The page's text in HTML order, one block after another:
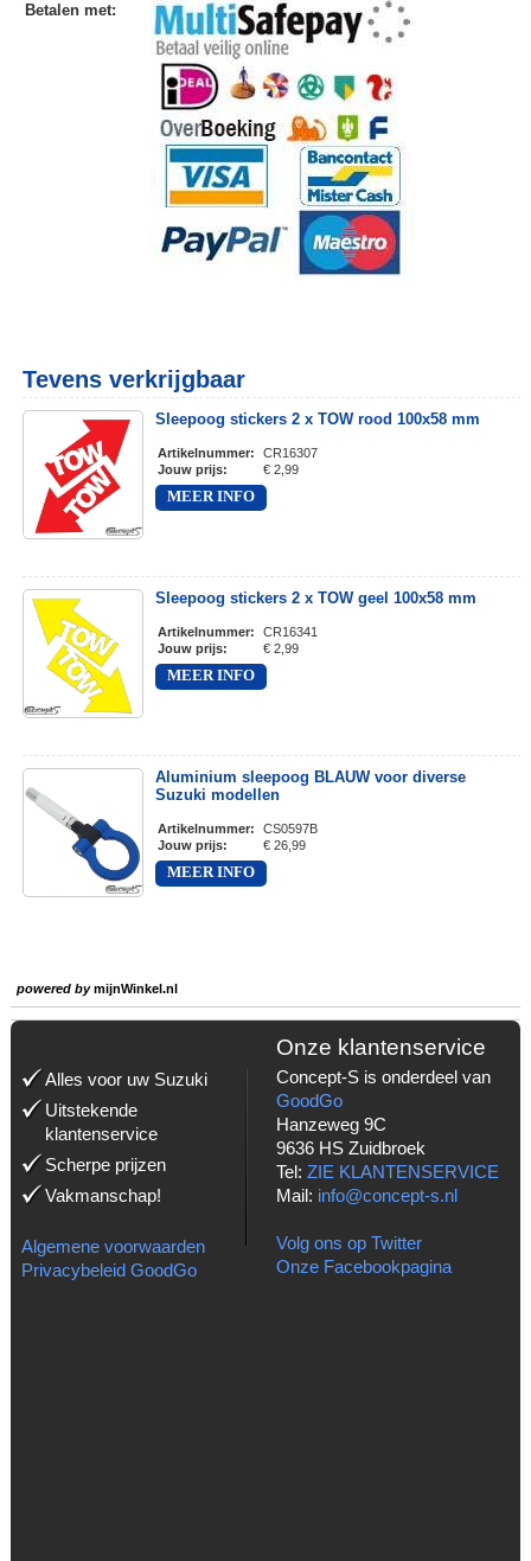
Betalen met:
Tevens verkrijgbaar
Sleepoog stickers 2 x TOW rood 100x58 mm
Artikelnummer:
CR16307
Jouw prijs: € 2,99
MEER INFO
Sleepoog stickers 2 x TOW geel 100x58 mm
Artikelnummer:
CR16341
Jouw prijs: € 2,99
MEER INFO
Aluminium sleepoog BLAUW voor diverse
Suzuki modellen
Artikelnummer:
CS0597B
Jouw prijs: € 26,99
MEER INFO
powered bymijnWinkel.nl
Alles voor uw Suzuki
Uitstekende
klantenservice
Scherpe prijzen
Vakmanschap!
Algemene voorwaarden
Privacybeleid GoodGo
Onze klantenservice
Concept-S is onderdeel van
GoodGo
Hanzeweg 9C
9636 HS Zuidbroek
Tel: ZIE KLANTENSERVICE
Mail: info@concept-s.nl
Volg ons op Twitter
Onze Facebookpagina